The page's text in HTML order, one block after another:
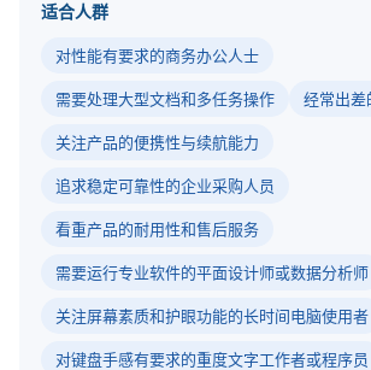
适合人群
对性能有要求的商务办公人士
需要处理大型文档和多任务操作 经常出差
关注产品的便携性与续航能力
追求稳定可靠性的企业采购人员
看重产品的耐用性和售后服务
需要运行专业软件的平面设计师或数据分析师
关注屏幕素质和护眼功能的长时间电脑使用者
对键盘手感有要求的重度文字工作者或程序员